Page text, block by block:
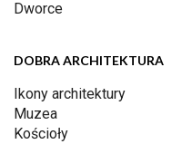
Dworce
DOBRA ARCHITEKTURA
Ikony architektury
Muzea
Kościoły